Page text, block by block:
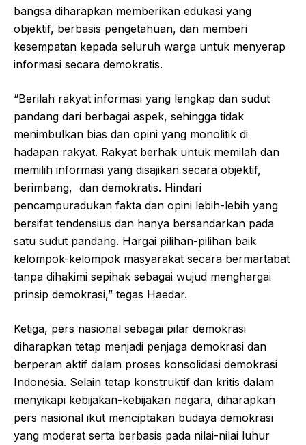
bangsa diharapkan memberikan edukasi yang
objektif, berbasis pengetahuan, dan memberi
kesempatan kepada seluruh warga untuk menyerap
informasi secara demokratis.
“Berilah rakyat informasi yang lengkap dan sudut
pandang dari berbagai aspek, sehingga tidak
menimbulkan bias dan opini yang monolitik di
hadapan rakyat. Rakyat berhak untuk memilah dan
memilih informasi yang disajikan secara objektif,
berimbang, dan demokratis. Hindari
pencampuradukan fakta dan opini lebih-lebih yang
bersifat tendensius dan hanya bersandarkan pada
satu sudut pandang. Hargai pilihan-pilihan baik
kelompok-kelompok masyarakat secara bermartabat
tanpa dihakimi sepihak sebagai wujud menghargai
prinsip demokrasi,” tegas Haedar.
Ketiga, pers nasional sebagai pilar demokrasi
diharapkan tetap menjadi penjaga demokrasi dan
berperan aktif dalam proses konsolidasi demokrasi
Indonesia. Selain tetap konstruktif dan kritis dalam
menyikapi kebijakan-kebijakan negara, diharapkan
pers nasional ikut menciptakan budaya demokrasi
yang moderat serta berbasis pada nilai-nilai luhur